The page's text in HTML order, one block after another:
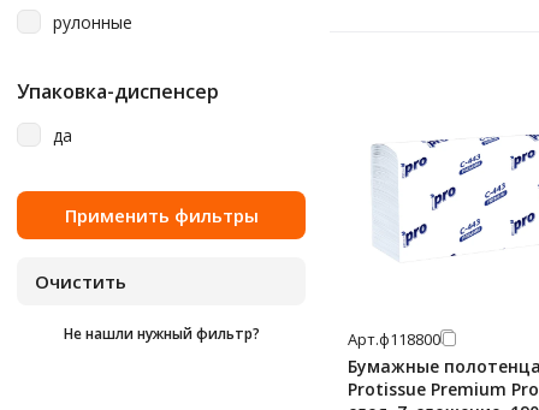
Атма
Лайма
Любаша
Терес
Экономика Проф
рулонные
Упаковка-диспенсер
да
Не нашли нужный фильтр? Арт.ф118800
Бумажные
Protissue Premium